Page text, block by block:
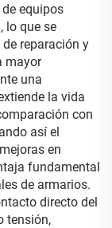
equipos
lo que se
reparación y
mayor
una
la vida
con
así el
en
fundamental
de armarios.
directo del
tensión,